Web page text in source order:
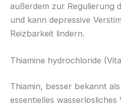
außerdem zur Regulierung
und kann depressive
Reizbarkeit lindern.
Thiamine hydrochloride
Thiamin, besser bekannt
essentielles wasserlösliches